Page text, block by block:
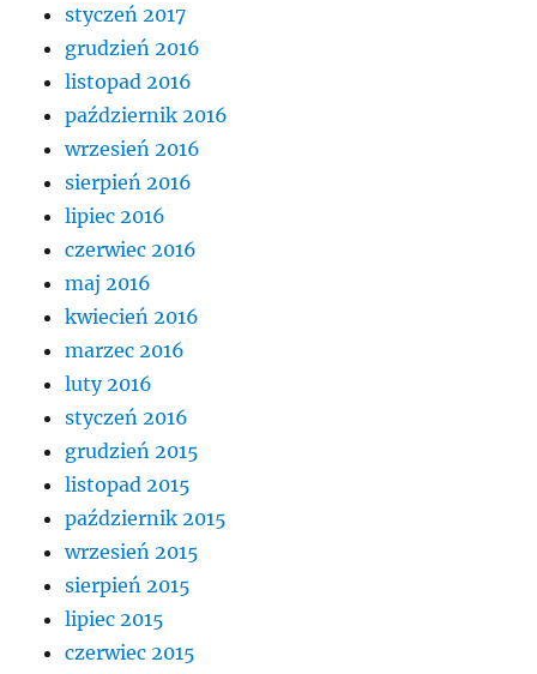
styczeń 2017
grudzień 2016
listopad 2016
październik 2016
wrzesień 2016
sierpień 2016
lipiec 2016
czerwiec 2016
maj 2016
kwiecień 2016
marzec 2016
luty 2016
styczeń 2016
grudzień 2015
listopad 2015
październik 2015
wrzesień 2015
sierpień 2015
lipiec 2015
czerwiec 2015